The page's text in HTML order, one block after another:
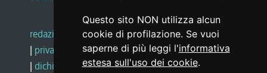
Questo sito NON utilizza alcun
cookie di profilazione. Se vuoi
saperne di più leggi l'informativa
estesa sull'uso dei cookie.
redazione web |note legali |glossario
| privacy
social media policy
| dichiarazione di accessibilità |feedback